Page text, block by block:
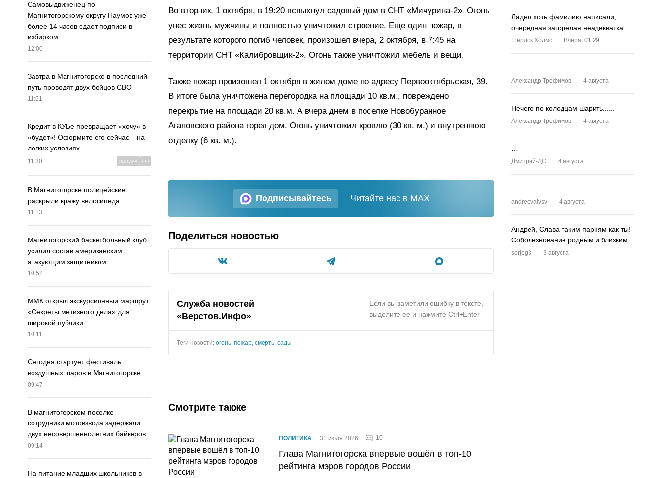
Самовыдвиженец по
Магнитогорскому округу Наумов уже
более 14 часов сдает подписи в
избирком
12:00
Завтра в Магнитогорске в последний
путь проводят двух бойцов СВО
11:51
Кредит в КУБе превращает «хочу» в
«будет»! Оформите его сейчас – на
легких условиях
11:30 РЕКЛАМА
В Магнитогорске полицейские
раскрыли кражу велосипеда
11:13
Магнитогорский баскетбольный клуб
усилил состав американским
атакующим защитником
10:52
ММК открыл экскурсионный маршрут
«Секреты метизного дела» для
широкой публики
10:11
Сегодня стартует фестиваль
воздушных шаров в Магнитогорске
09:47
В магнитогорском поселке
сотрудники мотовзвода задержали
двух несовершеннолетних байкеров
09:14
На питание младших школьников в
Во вторник, 1 октября, в 19:20 вспыхнул садовый дом в СНТ «Мичурина-2». Огонь
унес жизнь мужчины и полностью уничтожил строение. Еще один пожар, в
результате которого погиб человек, произошел вчера, 2 октября, в 7:45 на
территории СНТ «Калибровщик-2». Огонь также уничтожил мебель и вещи.
Также пожар произошел 1 октября в жилом доме по адресу Первооктябрьская, 39.
В итоге была уничтожена перегородка на площади 10 кв.м., повреждено
перекрытие на площади 20 кв.м. А вчера днем в поселке Новобуранное
Агаповского района горел дом. Огонь уничтожил кровлю (30 кв. м.) и внутреннюю
отделку (6 кв. м.).
Подписывайтесь Читайте нас в MAX
Поделиться новостью
Служба новостей
«Верстов.Инфо»
Если вы заметили ошибку в тексте,
выделите ее и нажмите Ctrl+Enter
Теги новости: огонь пожар смерть сады
Смотрите также
ПОЛИТИКА 31 июля 2026 10
Глава Магнитогорска впервые вошёл в топ-10
рейтинга мэров городов России
Ладно хоть фамилию написали,
очередная загорелая неадекватка
Шерлок Холмс Вчера, 01:29
Александр Трофимов 4 августа
Нечего по колодцам шарить......
Александр Трофимов 4 августа
Дмитрий-ДС 4 августа
andreevaivsv 4 августа
Андрей, Слава таким парням как ты!
Соболезнование родным и близким.
serjeg3 3 августа